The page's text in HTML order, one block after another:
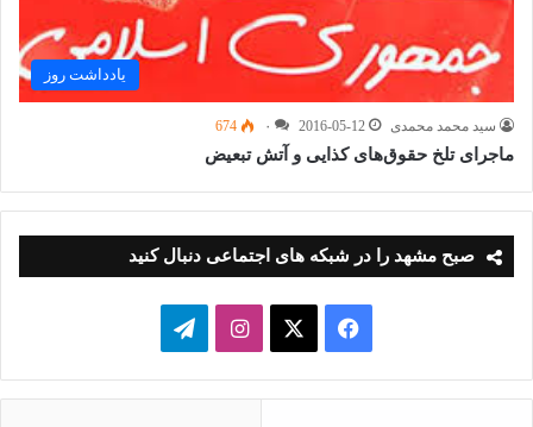
یادداشت روز
سید محمد محمدی 2016-05-12 ۰ 674
ماجرای تلخ حقوق‌های کذایی و آتش تبعیض
صبح مشهد را در شبکه های اجتماعی دنبال کنید
فیسبوک ایکساینستاگرامتلگرام